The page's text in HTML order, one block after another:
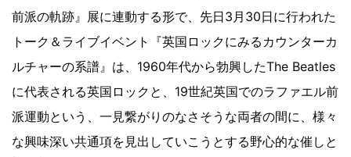
前派の軌跡』展に連動する形で、先日3月30日に行われた
トーク＆ライブイベント『英国ロックにみるカウンターカ
ルチャーの系譜』は、1960年代から勃興したThe Beatles
に代表される英国ロックと、19世紀英国でのラファエル前
派運動という、一見繋がりのなさそうな両者の間に、様々
な興味深い共通項を見出していこうとする野心的な催しと